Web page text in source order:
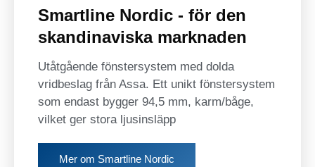
Smartline Nordic - för den
skandinaviska marknaden
Utåtgående fönstersystem med dolda
vridbeslag från Assa. Ett unikt fönstersystem
som endast bygger 94,5 mm, karm/båge,
vilket ger stora ljusinsläpp
Mer om Smartline Nordic